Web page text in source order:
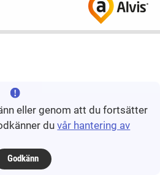
eller genom att du fortsätter
duvår hantering av
Godkänn